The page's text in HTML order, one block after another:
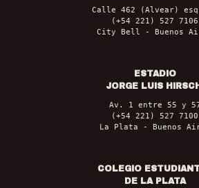
Calle 462 (Alvear)
(+54 221) 527 7106
City Bell - Buenos
ESTADIO
JORGE LUIS HIRSCHI
Av. 1 entre 55 y
(+54 221) 527 7100
La Plata - Buenos
COLEGIO
DE LA PLATA